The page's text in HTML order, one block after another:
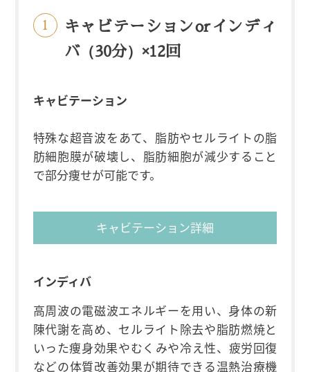
キャビテーションorインディ
バ（30分）×12回
キャビテーション
特殊な超音波をあて、脂肪やセルライトの脂
肪細胞膜が破壊し、脂肪細胞が減少すること
で部分痩せが可能です。
キャビテーション詳細
インディバ
高周波の電磁波エネルギーを用い、身体の新
陳代謝を高め、セルライト除去や脂肪燃焼と
いった痩身効果やむくみや冷え性、疲労回復
などの体質改善効果が期待できる温熱治療機